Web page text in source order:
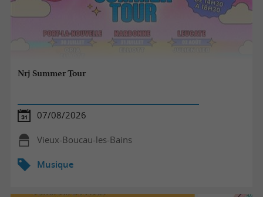
Nrj Summer Tour
07/08/2026
Vieux-Boucau-les-Bains
Musique